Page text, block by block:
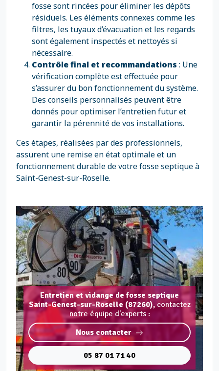
fosse sont rincées pour éliminer les dépôts
résiduels. Les éléments connexes comme les
filtres, les tuyaux d’évacuation et les regards
sont également inspectés et nettoyés si
nécessaire.
Contrôle final et recommandations : Une
vérification complète est effectuée pour
s’assurer du bon fonctionnement du système.
Des conseils personnalisés peuvent être
donnés pour optimiser l’entretien futur et
garantir la pérennité de vos installations.
Ces étapes, réalisées par des professionnels,
assurent une remise en état optimale et un
fonctionnement durable de votre fosse septique à
Saint-Genest-sur-Roselle.
Entretien et vidange de fosse septique
Saint-Genest-sur-Roselle (87260),contactez
notre équipe d'experts :
Nous contacter
05 87 01 71 40